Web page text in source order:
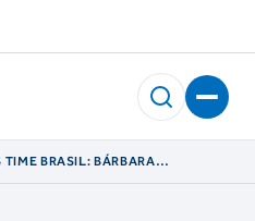
TIME BRASIL: BÁRBARA